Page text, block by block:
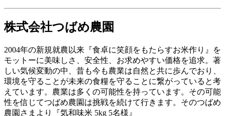
株式会社つばめ農園
2004年の新規就農以来『食卓に笑顔をもたらすお米作り』を
モットーに美味しさ、安全性、お求めやすい価格を追求。著
しい気候変動の中、昔も今も農業は自然と共に歩んでおり、
環境を守ることが未来の食糧を守ることに繋がっていると考
えています。農業は多くの可能性を持っています。その可能
性を信じてつばめ農園は挑戦を続けて行きます。そのつばめ
農園さまより『気和味米 5kg 5名様』